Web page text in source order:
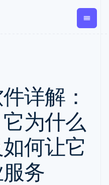
入
费
定期
增值
企业财务
Global
Payouts
向第三方
打款
Capital
Crypto
程
市场
详解：
为什么
何让它
务